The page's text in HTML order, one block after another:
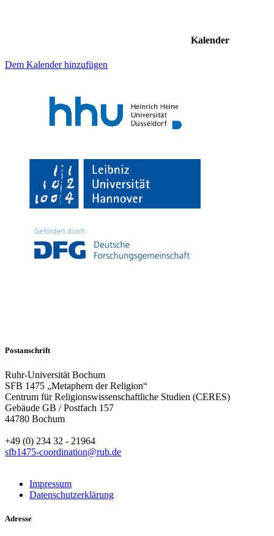
Kalender
Dem Kalender hinzufügen
Postanschrift
Ruhr-Universität Bochum
SFB 1475 „Metaphern der Religion“
Centrum für Religionswissenschaftliche Studien (CERES)
Gebäude GB / Postfach 157
44780 Bochum
+49 (0) 234 32 - 21964
sfb1475-coordination@rub.de
Impressum
Datenschutzerklärung
Adresse